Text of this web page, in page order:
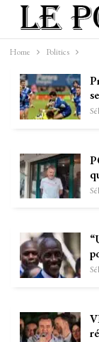
Home Politics